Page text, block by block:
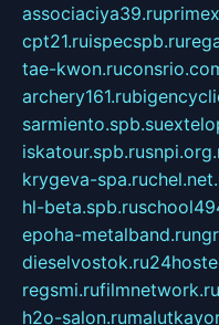
associaciya39.ru
cpt21.ruispecspb.ru
tae-kwon.ru
archery161.ru
sarmiento.spb.su
iskatour.spb.ru
krygeva-spa.ru
hl-beta.spb.ru
epoha-metalband.ru
dieselvostok.ru
regsmi.rufilmnetwork.ru
h2o-salon.ru